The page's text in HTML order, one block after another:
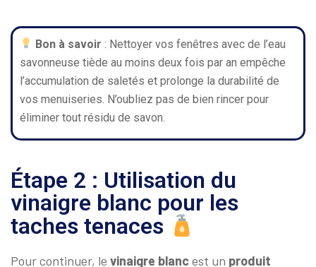
Bon à savoir : Nettoyer vos fenêtres avec de l’eau
savonneuse tiède au moins deux fois par an empêche
l’accumulation de saletés et prolonge la durabilité de
vos menuiseries. N’oubliez pas de bien rincer pour
éliminer tout résidu de savon.
Étape 2 : Utilisation du
vinaigre blanc pour les
taches tenaces
Pour continuer, le vinaigre blancest un produit